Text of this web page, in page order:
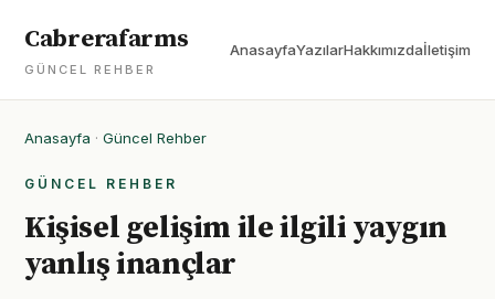
Cabrerafarms
GÜNCEL REHBER
AnasayfaYazılarHakkımızdaİletişim
Anasayfa · Güncel Rehber
GÜNCEL REHBER
Kişisel gelişim ile ilgili yaygın
yanlış inançlar